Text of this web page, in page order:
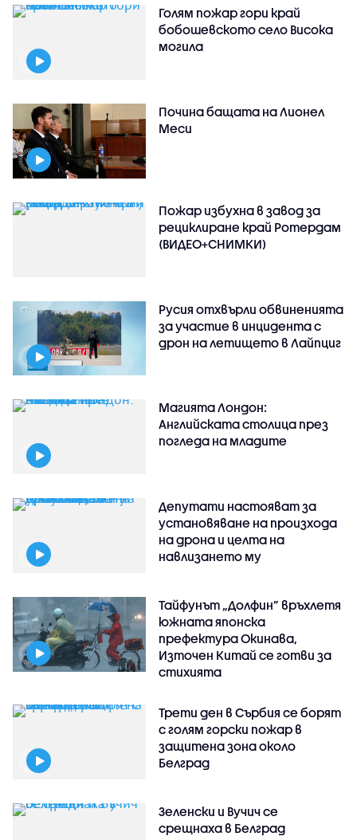
Голям пожар гори край
бобошевското село Висока
могила
Почина бащата на Лионел
Меси
Пожар избухна в завод за
рециклиране край Ротердам
(ВИДЕО+СНИМКИ)
Русия отхвърли обвиненията
за участие в инцидента с
дрон на летището в Лайпциг
Магията Лондон:
Английската столица през
погледа на младите
Депутати настояват за
установяване на произхода
на дрона и целта на
навлизането му
Тайфунът „Долфин” връхлетя
южната японска
префектура Окинава,
Източен Китай се готви за
стихията
Трети ден в Сърбия се борят
с голям горски пожар в
защитена зона около
Белград
Зеленски и Вучич се
срещнаха в Белград